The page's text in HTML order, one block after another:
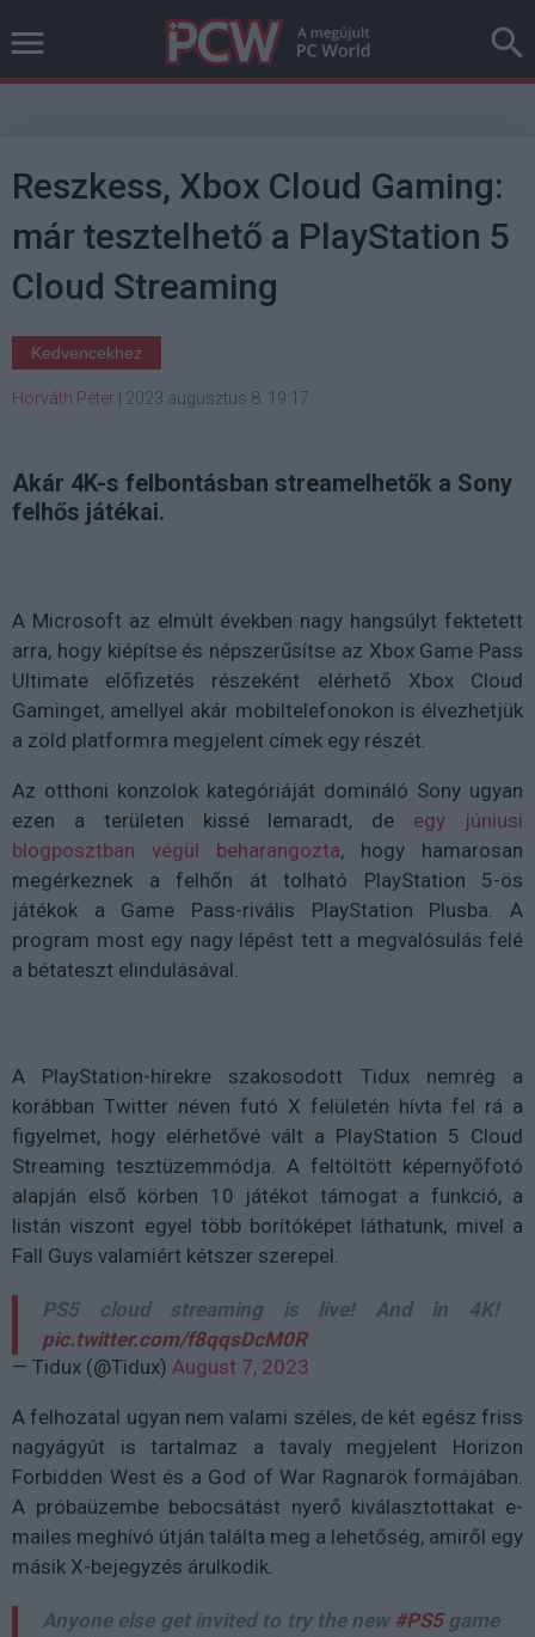
Reszkess, Xbox Cloud Gaming:
már tesztelhető a PlayStation 5
Cloud Streaming
Kedvencekhez
Horváth Péter 2023 augusztus 8. 19:17
Akár 4K-s felbontásban streamelhetők a Sony
felhős játékai.
A Microsoft az elmúlt években nagy hangsúlyt fektetett
arra, hogy kiépítse és népszerűsítse az Xbox Game Pass
Ultimate előfizetés részeként elérhető Xbox Cloud
Gaminget, amellyel akár mobiltelefonokon is élvezhetjük
a zöld platformra megjelent címek egy részét.
Az otthoni konzolok kategóriáját domináló Sony ugyan
ezen a területen kissé lemaradt, de egy júniusi
blogposztban végül beharangozta, hogy hamarosan
megérkeznek a felhőn át tolható PlayStation 5-ös
játékok a Game Pass-rivális PlayStation Plusba. A
program most egy nagy lépést tett a megvalósulás felé
a bétateszt elindulásával.
A PlayStation-hírekre szakosodott Tidux nemrég a
korábban Twitter néven futó X felületén hívta fel rá a
figyelmet, hogy elérhetővé vált a PlayStation 5 Cloud
Streaming tesztüzemmódja. A feltöltött képernyőfotó
alapján első körben 10 játékot támogat a funkció, a
listán viszont egyel több borítóképet láthatunk, mivel a
Fall Guys valamiért kétszer szerepel.
PS5 cloud streaming is live! And in 4K!
pic.twitter.com/f8qqsDcM0R
— Tidux (@Tidux) August 7, 2023
A felhozatal ugyan nem valami széles, de két egész friss
nagyágyút is tartalmaz a tavaly megjelent Horizon
Forbidden West és a God of War Ragnarök formájában.
A próbaüzembe bebocsátást nyerő kiválasztottakat e-
mailes meghívó útján találta meg a lehetőség, amiről egy
másik X-bejegyzés árulkodik.
Anyone else get invited to try the new #PS5game